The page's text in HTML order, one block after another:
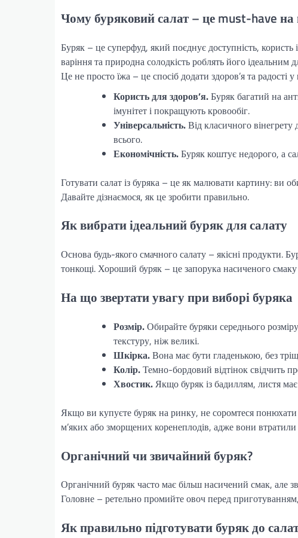
Чому буряковий салат – це must-have на
Буряк – це суперфуд, який поєднує доступність, користь
варіння та природна солодкість роблять його
Це не просто їжа – це спосіб додати здоров’я та радості
Користь для здоров’я.Буряк багатий на
імунітет і покращують кровообіг.
Універсальність.Від класичного
всього.
Економічність.Буряк коштує недорого, а
Готувати салат із буряка – це як малювати картину: ви
Давайте дізнаємося, як це зробити правильно.
Як вибрати ідеальний буряк для салату
Основа будь-якого смачного салату – якісні продукти.
тонкощі. Хороший буряк – це запорука насиченого
На що звертати увагу при виборі буряка
Розмір.Обирайте буряки середнього
текстуру, ніж великі.
Шкірка.Вона має бути гладенькою, без
Колір.Темно-бордовий відтінок свідчить
Хвостик.Якщо буряк із бадиллям, листя
Якщо ви купуєте буряк на ринку, не соромтеся
м’яких або зморщених коренеплодів, адже вони втратили
Органічний чи звичайний буряк?
Органічний буряк часто має більш насичений смак, але
Головне – ретельно промийте овоч перед
Як правильно підготувати буряк до